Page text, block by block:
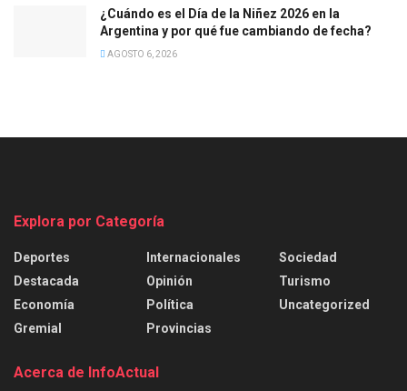
¿Cuándo es el Día de la Niñez 2026 en la
Argentina y por qué fue cambiando de fecha?
AGOSTO 6, 2026
Explora por Categoría
Deportes
Destacada
Economía
Gremial
Internacionales
Opinión
Política
Provincias
Sociedad
Turismo
Uncategorized
Acerca de InfoActual